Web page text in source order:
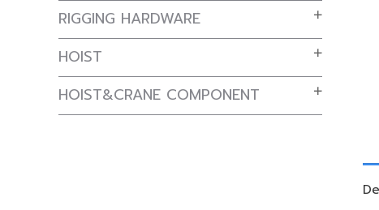
RIGGING HARDWARE
HOIST
HOIST&CRANE COMPONENT